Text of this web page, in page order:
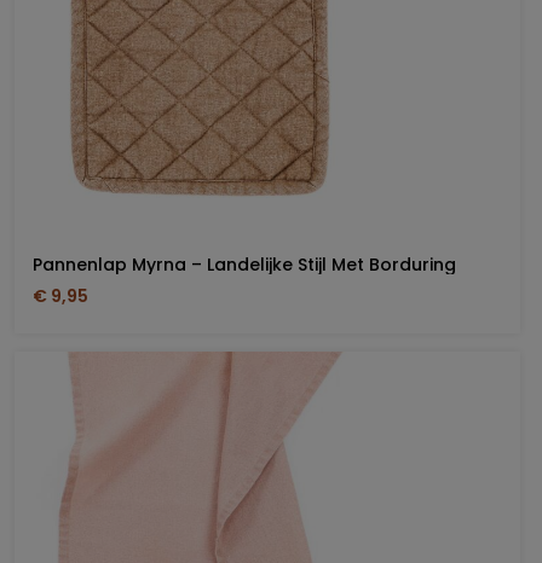
Pannenlap Myrna – Landelijke Stijl Met Borduring
€ 9,95